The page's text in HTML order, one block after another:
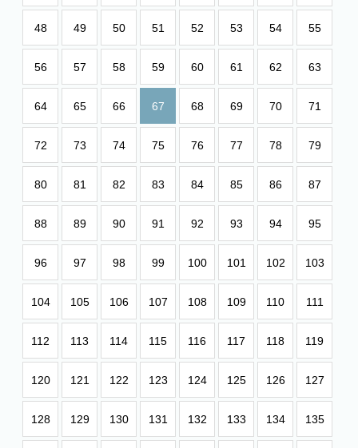
48 49 50 51 52 53 54 55
56 57 58 59 60 61 62 63
64 65 66 67 68 69 70 71
72 73 74 75 76 77 78 79
80 81 82 83 84 85 86 87
88 89 90 91 92 93 94 95
96 97 98 99 100 101 102 103
104 105 106 107 108 109 110 111
112 113 114 115 116 117 118 119
120 121 122 123 124 125 126 127
128 129 130 131 132 133 134 135